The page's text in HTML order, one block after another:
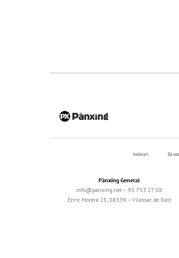
Anúncia’t Els
Pànxing General
info@panxing.net – 93 753 27 08
Enric Morera 25, 08339 – Vilassar de Dalt